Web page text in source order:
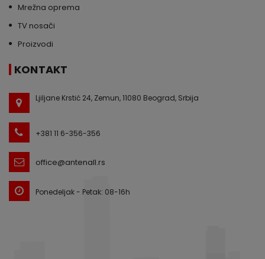
Mrežna oprema
TV nosači
Proizvodi
KONTAKT
Ljiljane Krstić 24, Zemun, 11080 Beograd, Srbija
+381 11 6-356-356
office@antenall.rs
Ponedeljak - Petak: 08-16h